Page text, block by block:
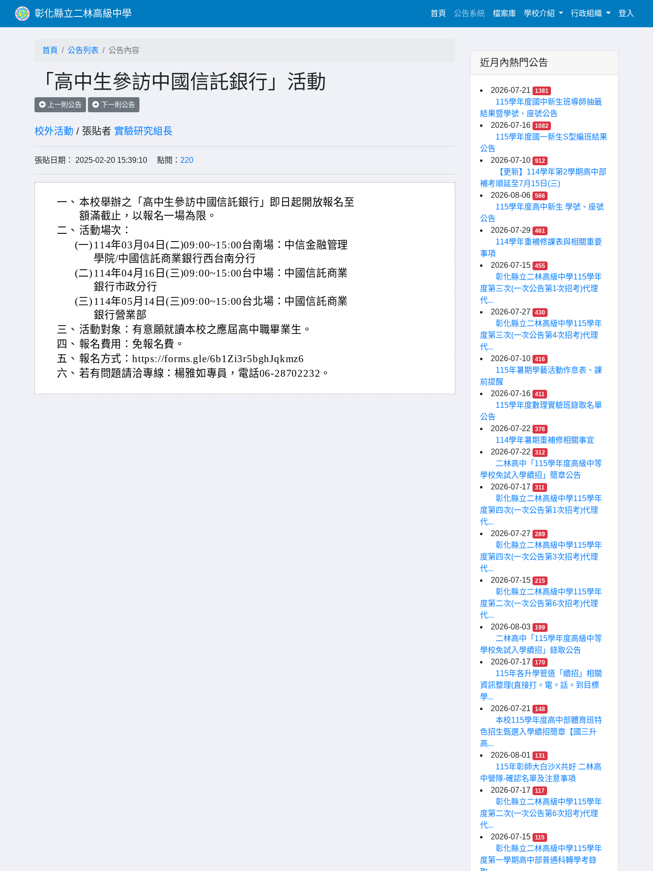
彰化縣立二林高級中學 首頁(current)
公告系統 檔案庫 學校介紹 行政組織 登入
首頁 公告列表 公告內容
「高中生參訪中國信託銀行」活動
上一則公告 下一則公告
校外活動 / 張貼者 實驗研究組長
張貼日期： 2025-02-20 15:39:10 點閱： 220
一、 本校舉辦之「高中生參訪中國信託銀行」即日起開放報名至
額滿截止，以報名一場為限。
二、 活動場次：
(一) 114年03月04日(二)09:00~15:00台南場：中信金融管理
學院/中國信託商業銀行西台南分行
(二) 114年04月16日(三)09:00~15:00台中場：中國信託商業
銀行市政分行
(三) 114年05月14日(三)09:00~15:00台北場：中國信託商業
銀行營業部
三、 活動對象：有意願就讀本校之應屆高中職畢業生。
四、 報名費用：免報名費。
五、 報名方式：https://forms.gle/6b1Zi3r5bghJqkmz6
六、 若有問題請洽專線：楊雅如專員，電話06-28702232。
近月內熱門公告
2026-07-21 1381
115學年度國中新生班導師抽籤
結果暨學號、座號公告
2026-07-16
1082
115學年度國一新生S型編班結果
公告
2026-07-10
912
【更新】114學年第2學期高中部
補考順延至7月15日(三)
2026-08-06
566
115學年度高中新生 學號、座號
公告
2026-07-29
461
114學年重補修課表與相關重要
事項
2026-07-15
455
彰化縣立二林高級中學115學年
度第三次(一次公告第1次招考)代理
代...
2026-07-27
430
彰化縣立二林高級中學115學年
度第三次(一次公告第4次招考)代理
代...
2026-07-10
416
115年暑期學藝活動作息表、課
前提醒
2026-07-16
411
115學年度數理實驗班錄取名單
公告
2026-07-22
376
114學年暑期重補修相關事宜
2026-07-22
312
二林高中「115學年度高級中等
學校免試入學續招」簡章公告
2026-07-17
311
彰化縣立二林高級中學115學年
度第四次(一次公告第1次招考)代理
代...
2026-07-27
289
彰化縣立二林高級中學115學年
度第四次(一次公告第3次招考)代理
代...
2026-07-15
215
彰化縣立二林高級中學115學年
度第二次(一次公告第6次招考)代理
代...
2026-08-03
199
二林高中「115學年度高級中等
學校免試入學續招」錄取公告
2026-07-17
170
115年各升學管道「續招」相關
資訊整理(直接打。電。話。到目標
學...
2026-07-21
148
本校115學年度高中部體育班特
色招生甄選入學續招簡章【國三升
高...
2026-08-01
131
115年彰師大白沙X共好 二林高
中營隊-確認名單及注意事項
2026-07-17
117
彰化縣立二林高級中學115學年
度第二次(一次公告第6次招考)代理
代...
2026-07-15
115
彰化縣立二林高級中學115學年
度第一學期高中部普通科轉學考錄